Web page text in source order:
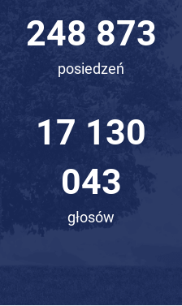
318 233
posiedzeń
21 904
086
głosów